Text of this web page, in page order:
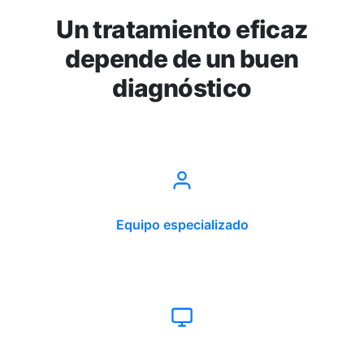
Un tratamiento eficaz
depende de un buen
diagnóstico
Equipo especializado